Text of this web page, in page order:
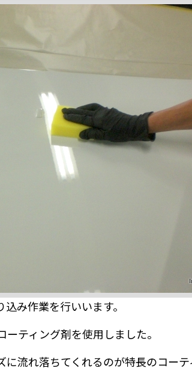
み作業を行いいます。
ティング剤を使用しました。
流れ落ちてくれるのが特長のコーテ